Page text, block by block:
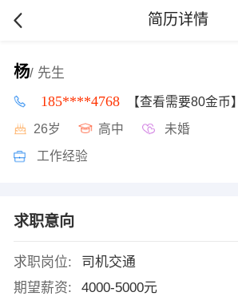
简历详情
杨/ 先生
185****4768 【查看需要80金币】
26岁 高中 未婚
工作经验
求职意向
求职岗位:
司机交通
期望薪资:
4000-5000元